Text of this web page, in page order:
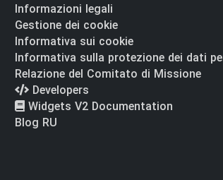
Informazioni legali
Gestione dei cookie
Informativa sui cookie
Informativa sulla protezione dei dati
Relazione del Comitato di Missione
Developers
Widgets V2 Documentation
Blog RU